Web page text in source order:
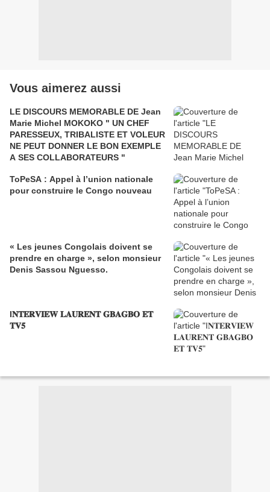
Vous aimerez aussi
LE DISCOURS MEMORABLE DE Jean
Marie Michel MOKOKO " UN CHEF
PARESSEUX, TRIBALISTE ET VOLEUR
NE PEUT DONNER LE BON EXEMPLE
A SES COLLABORATEURS "
ToPeSA : Appel à l’union nationale
pour construire le Congo nouveau
« Les jeunes Congolais doivent se
prendre en charge », selon monsieur
Denis Sassou Nguesso.
I𝐍𝐓𝐄𝐑𝐕𝐈𝐄𝐖 𝐋𝐀𝐔𝐑𝐄𝐍𝐓 𝐆𝐁𝐀𝐆𝐁𝐎 𝐄𝐓
𝐓𝐕𝟓